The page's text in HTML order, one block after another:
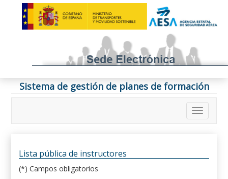
Sistema de gestión de planes de formación
Lista pública de instructores
(*) Campos obligatorios